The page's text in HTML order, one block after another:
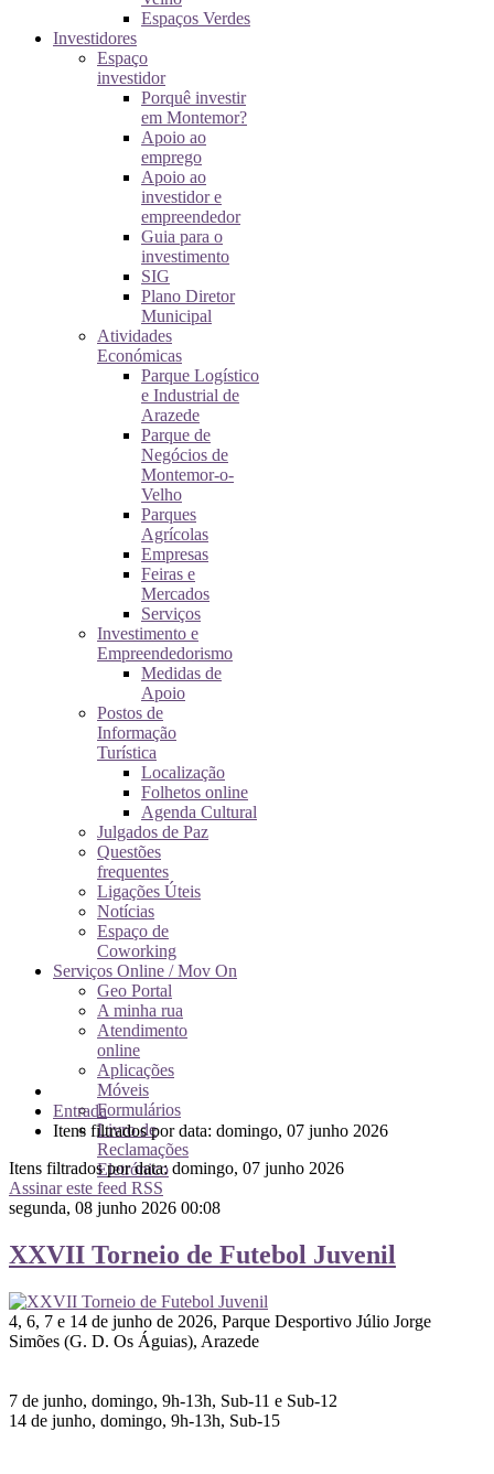
Espaços Verdes
Investidores
Espaço
investidor
Porquê investir
em Montemor?
Apoio ao
emprego
Apoio ao
investidor e
empreendedor
Guia para o
investimento
SIG
Plano Diretor
Municipal
Atividades
Económicas
Parque Logístico
e Industrial de
Arazede
Parque de
Negócios de
Montemor-o-
Velho
Parques
Agrícolas
Empresas
Feiras e
Mercados
Serviços
Investimento e
Empreendedorismo
Medidas de
Apoio
Postos de
Informação
Turística
Localização
Folhetos online
Agenda Cultural
Julgados de Paz
Questões
frequentes
Ligações Úteis
Notícias
Espaço de
Coworking
Serviços Online / Mov On
Geo Portal
A minha rua
Atendimento
online
Aplicações
Móveis
Formulários
Livro de
Reclamações
Eletrónico
Entrada
Itens filtrados por data: domingo, 07 junho 2026
Itens filtrados por data: domingo, 07 junho 2026
Assinar este feed RSS
segunda, 08 junho 2026 00:08
XXVII Torneio de Futebol Juvenil
4, 6, 7 e 14 de junho de 2026, Parque Desportivo Júlio Jorge
Simões (G. D. Os Águias), Arazede
7 de junho, domingo, 9h-13h, Sub-11 e Sub-12
14 de junho, domingo, 9h-13h, Sub-15